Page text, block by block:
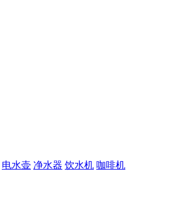
电水壶 净水器 饮水机 咖啡机